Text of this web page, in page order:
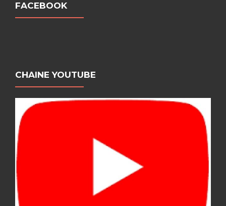
FACEBOOK
CHAINE YOUTUBE